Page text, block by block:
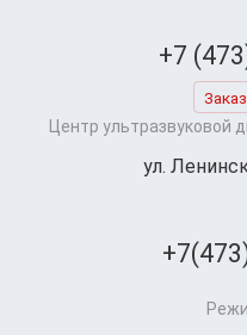
+7
Центр ультразвуковой
ул.